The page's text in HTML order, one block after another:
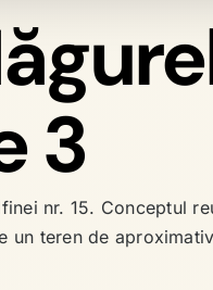
3
nr. 15. Conceptul
un teren de